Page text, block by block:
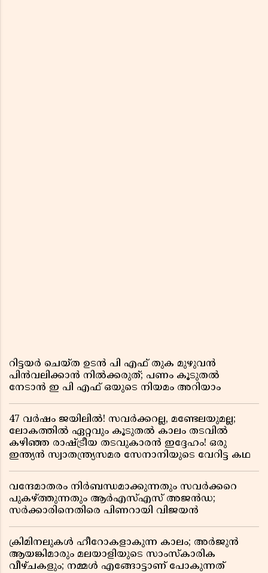
റിട്ടയർ ചെയ്ത ഉടൻ പി എഫ് തുക മുഴുവൻ
പിൻവലിക്കാൻ നിൽക്കരുത്; പണം കൂടുതൽ
നേടാൻ ഇ പി എഫ് ഒയുടെ നിയമം അറിയാം
47 വർഷം ജയിലിൽ! സവർക്കറല്ല, മണ്ടേലയുമല്ല;
ലോകത്തിൽ ഏറ്റവും കൂടുതൽ കാലം തടവിൽ
കഴിഞ്ഞ രാഷ്ട്രീയ തടവുകാരൻ ഇദ്ദേഹം! ഒരു
ഇന്ത്യൻ സ്വാതന്ത്ര്യസമര സേനാനിയുടെ വേറിട്ട കഥ
വന്ദേമാതരം നിർബന്ധമാക്കുന്നതും സവർക്കറെ
പുകഴ്ത്തുന്നതും ആർഎസ്എസ് അജൻഡ;
സർക്കാരിനെതിരെ പിണറായി വിജയൻ
ക്രിമിനലുകൾ ഹീറോകളാകുന്ന കാലം; അർജുൻ
ആയങ്കിമാരും മലയാളിയുടെ സാംസ്കാരിക
വീഴ്ചകളും; നമ്മൾ എങ്ങോട്ടാണ് പോകുന്നത്